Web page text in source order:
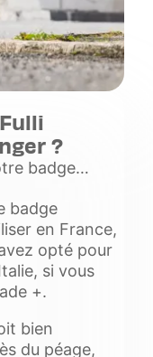
?
badge
si vous
badge
en France,
opté pour
si vous
+.
bien
du péage,